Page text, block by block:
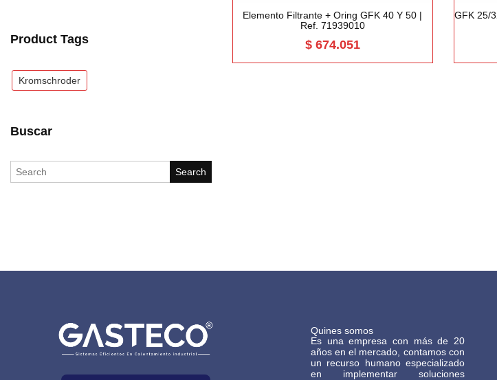
Product Tags
Kromschroder
Buscar
Elemento Filtrante + Oring GFK 40 Y 50 |
Ref. 71939010
$674.051
GFK 25/
Quines somos
Es una empresa con más de 20
años en el mercado, contamos con
un recurso humano especializado
en implementar soluciones